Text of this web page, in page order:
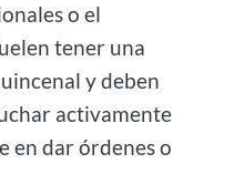
o el
tener una
y deben
activamente
en dar órdenes o